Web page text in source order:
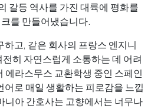
갈등 역사를 가진 대륙에 평화를
를 만들어냈습니다.
고, 같은 회사의 프랑스 엔지니
히 자연스럽게 소통하는 데 어려
에라스무스 교환학생 중인 스페인
어로 매일 생활하는 피로감을 느낍
니아 간호사는 고향에서는 너무나